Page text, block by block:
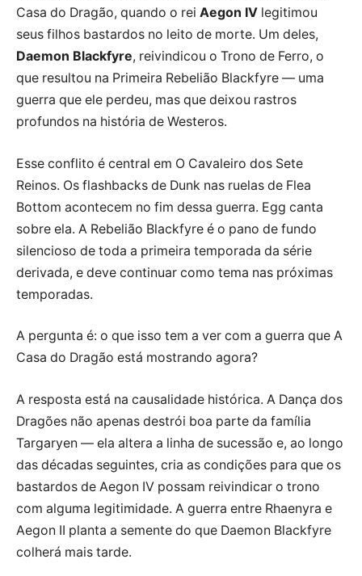
Casa do Dragão, quando o rei Aegon IV legitimou
seus filhos bastardos no leito de morte. Um deles,
Daemon Blackfyre, reivindicou o Trono de Ferro, o
que resultou na Primeira Rebelião Blackfyre — uma
guerra que ele perdeu, mas que deixou rastros
profundos na história de Westeros.
Esse conflito é central em O Cavaleiro dos Sete
Reinos. Os flashbacks de Dunk nas ruelas de Flea
Bottom acontecem no fim dessa guerra. Egg canta
sobre ela. A Rebelião Blackfyre é o pano de fundo
silencioso de toda a primeira temporada da série
derivada, e deve continuar como tema nas próximas
temporadas.
A pergunta é: o que isso tem a ver com a guerra que A
Casa do Dragão está mostrando agora?
A resposta está na causalidade histórica. A Dança dos
Dragões não apenas destrói boa parte da família
Targaryen — ela altera a linha de sucessão e, ao longo
das décadas seguintes, cria as condições para que os
bastardos de Aegon IV possam reivindicar o trono
com alguma legitimidade. A guerra entre Rhaenyra e
Aegon II planta a semente do que Daemon Blackfyre
colherá mais tarde.